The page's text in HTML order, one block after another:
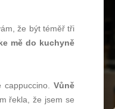
že být téměř tři
mě do kuchyně
cappuccino.Vůně
řekla, že jsem se